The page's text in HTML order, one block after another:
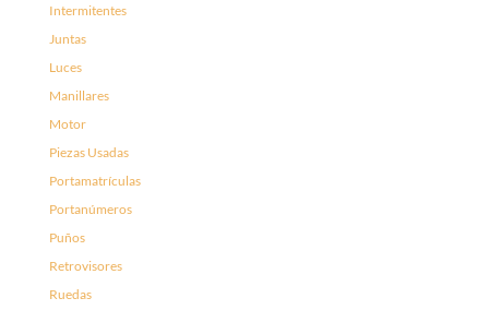
Intermitentes
Juntas
Luces
Manillares
Motor
Piezas Usadas
Portamatrículas
Portanúmeros
Puños
Retrovisores
Ruedas